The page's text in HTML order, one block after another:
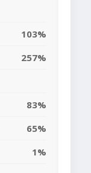
103%
257%
83%
65%
1%